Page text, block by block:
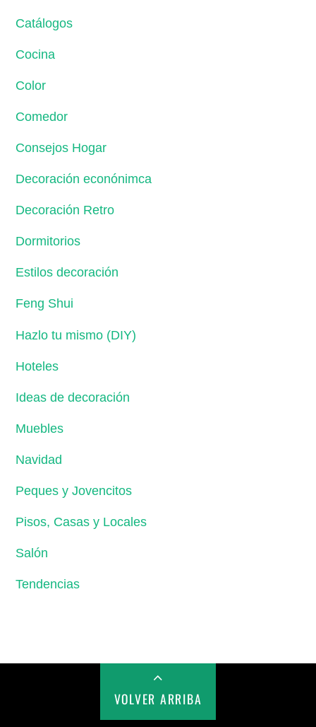
Catálogos
Cocina
Color
Comedor
Consejos Hogar
Decoración econónimca
Decoración Retro
Dormitorios
Estilos decoración
Feng Shui
Hazlo tu mismo (DIY)
Hoteles
Ideas de decoración
Muebles
Navidad
Peques y Jovencitos
Pisos, Casas y Locales
Salón
Tendencias
VOLVER ARRIBA